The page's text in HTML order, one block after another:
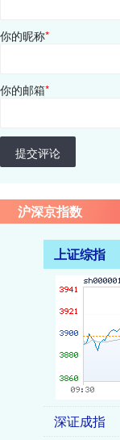
你的昵称*
你的邮箱*
提交评论
沪深京指数
上证综指
深证成指